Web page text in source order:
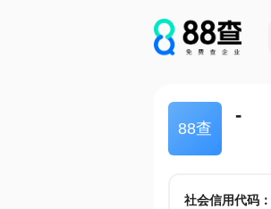
88查
-
社会信用代码：